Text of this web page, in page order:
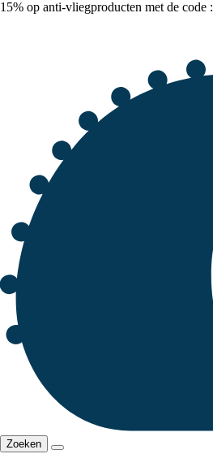
15% op anti-vliegproducten met de code :
Zoeken